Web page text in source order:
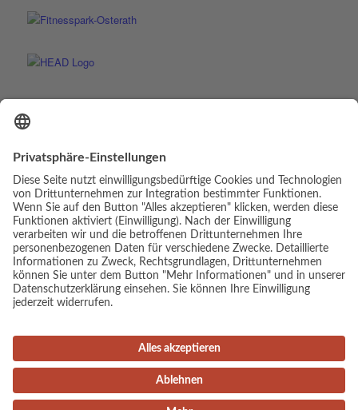
© Copyright - Luis Elias | Webdesign & Umsetzung:cambium digital